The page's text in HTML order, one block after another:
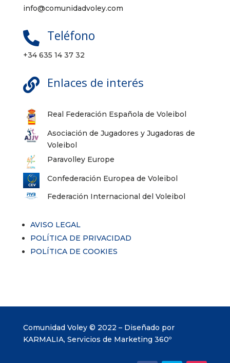
info@comunidadvoley.com
 Teléfono
+34 635 14 37 32
 Enlaces de interés
Real Federación Española de Voleibol
Asociación de Jugadores y Jugadoras de
Voleibol
Paravolley Europe
Confederación Europea de Voleibol
Federación Internacional del Voleibol
AVISO LEGAL
POLÍTICA DE PRIVACIDAD
POLÍTICA DE COOKIES
Comunidad Voley © 2022 – Diseñado por
KARMALIA, Servicios de Marketing 360º